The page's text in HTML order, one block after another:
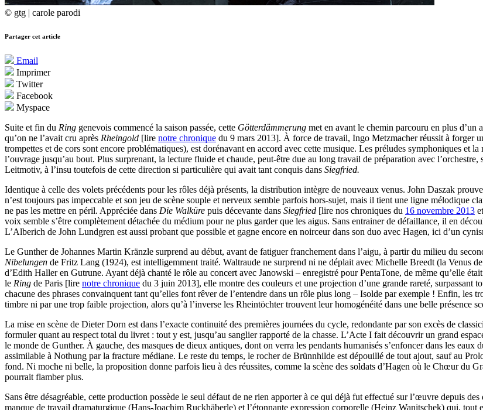
© gtg | carole parodi
Partager cet article
Email
Imprimer
Twitter
Facebook
Myspace
Suite et fin du Ring genevois commencé la saison passée, cette Götterdämmerung met en avant le chemin parcouru en plus d’un
qu’on ne l’avait cru après Rheingold [lire notre chronique du 9 mars 2013]. À force de travail, Ingo Metzmacher réussit à forger
trompettes et de cors sont encore problématiques), est dorénavant en accord avec cette musique. Les préludes symphoniques et
l’ouvrage jusqu’au bout. Plus surprenant, la lecture fluide et chaude, peut-être due au long travail de préparation avec
Leitmotiv, à l’insu toutefois de cette direction si particulière qui avait tant conquis dans Siegfried.
Identique à celle des volets précédents pour les rôles déjà présents, la distribution intègre de nouveaux venus. John Daszak
n’est toujours pas impeccable et son jeu de scène souple et nerveux semble parfois hors-sujet, mais il tient une ligne mélodique
ne pas les mettre en péril. Appréciée dans Die Walküre puis décevante dans Siegfried [lire nos chroniques du 16 novembre 2013
voix semble s’être complètement détachée du médium pour ne plus garder que les aigus. Sans entrainer de défaillance, il en
L’Alberich de John Lundgren est aussi probant que possible et gagne encore en noirceur dans son duo avec Hagen, ici d’un
Le Gunther de Johannes Martin Kränzle surprend au début, avant de fatiguer franchement dans l’aigu, à partir du milieu du
Nibelungen de Fritz Lang (1924), est intelligemment traité. Waltraude ne surprend ni ne déplait avec Michelle Breedt (la Venus
d’Edith Haller en Gutrune. Ayant déjà chanté le rôle au concert avec Janowski – enregistré pour PentaTone, de même qu’elle
le Ring de Paris [lire notre chronique du 3 juin 2013], elle montre des couleurs et une projection d’une grande rareté, surpassant
chacune des phrases convainquent tant qu’elles font rêver de l’entendre dans un rôle plus long – Isolde par exemple ! Enfin,
timbre ni par une trop faible projection, alors qu’à l’inverse les Rheintöchter trouvent leur homogénéité dans une belle présence
La mise en scène de Dieter Dorn est dans l’exacte continuité des premières journées du cycle, redondante par son excès de
formuler quant au respect total du livret : tout y est, jusqu’au sanglier rapporté de la chasse. L’Acte I fait découvrir un grand
le monde de Gunther. À gauche, des masques de dieux antiques, dont on verra les pendants humanisés s’enfoncer dans les
assimilable à Nothung par la fracture médiane. Le reste du temps, le rocher de Brünnhilde est dépouillé de tout ajout, sauf au
fond. Ni moche ni belle, la proposition donne parfois lieu à des réussites, comme la scène des soldats d’Hagen où le Chœur du
pourrait flamber plus.
Sans être désagréable, cette production possède le seul défaut de ne rien apporter à ce qui déjà fut effectué sur l’œuvre depuis
manque de travail dramaturgique (Hans-Joachim Ruckhäberle) et l’étonnante expression corporelle (Heinz Wanitschek) qui, tout